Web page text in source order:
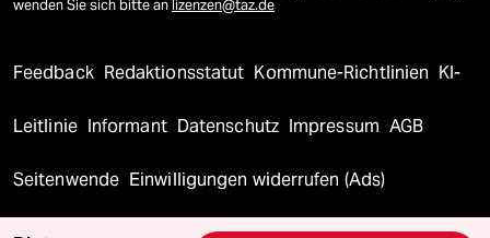
wenden Sie sich bitte an lizenzen@taz.de
Feedback Redaktionsstatut Kommune-Richtlinien KI-
Leitlinie Informant Datenschutz Impressum AGB
Seitenwende Einwilligungen widerrufen (Ads)